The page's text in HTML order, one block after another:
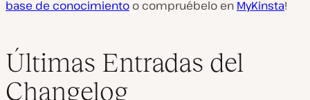
base de conocimiento o compruébelo en MyKinsta!
Últimas Entradas del
Changelog